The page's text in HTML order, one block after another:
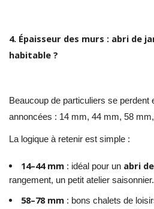
4. Épaisseur des murs : abri de
habitable ?
Beaucoup de particuliers se perdent
annoncées : 14 mm, 44 mm, 58
La logique à retenir est simple :
14–44 mm: idéal pour un abri
rangement, un petit atelier saisonnier.
58–78 mm: bons chalets de